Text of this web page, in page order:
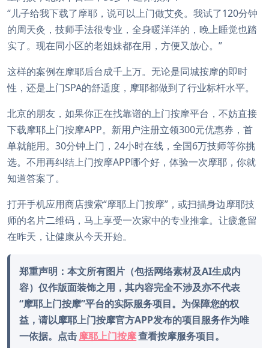
“儿子给我下载了摩耶，说可以上门做艾灸。我试了120分钟
的周天灸，技师手法很专业，全身暖洋洋的，晚上睡觉也踏
实了。现在同小区的老姐妹都在用，方便又放心。”
这样的案例在摩耶后台成千上万。无论是同城按摩的即时
性，还是上门SPA的舒适度，摩耶都做到了行业标杆水平。
北京的朋友，如果你正在找靠谱的上门按摩平台，不妨直接
下载摩耶上门按摩APP。新用户注册立领300元优惠券，首
单就能用。30分钟上门，24小时在线，全国6万技师等你挑
选。不用再纠结上门按摩APP哪个好，体验一次摩耶，你就
知道答案了。
打开手机应用商店搜索“摩耶上门按摩”，或扫描身边摩耶技
师的名片二维码，马上享受一次家中的专业推拿。让疲惫留
在昨天，让健康从今天开始。
郑重声明：本文所有图片（包括网络素材及AI生成内
容）仅作版面装饰之用，其内容完全不涉及亦不代表
“摩耶上门按摩”平台的实际服务项目。为保障您的权
益，请以摩耶上门按摩官方APP发布的项目服务作为唯
一依据。点击摩耶上门按摩查看按摩服务项目。